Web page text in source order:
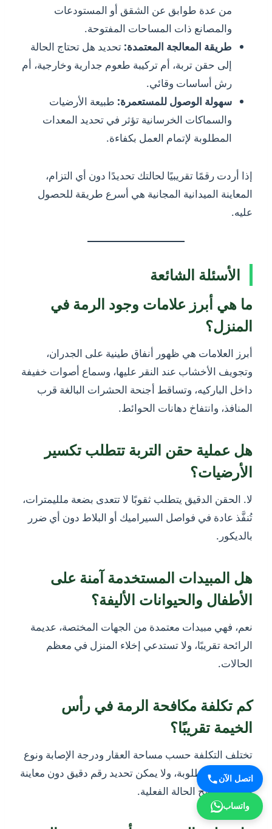
من عدة طوابق عن الشقق أو المستودعات
والمصانع ذات المساحات المفتوحة.
طريقة المعالجة المعتمدة: تحديد هل تحتاج الحالة
إلى حقن تربة، أم تركيبة طعوم جدارية وخارجية، أم
رش أساسات وقائي.
سهولة الوصول للمستعمرة: طبيعة الأرضيات
والسماكات الخرسانية تؤثر في تحديد المعدات
المطلوبة لإتمام العمل بكفاءة.
إذا أردت رقمًا تقريبيًا لحالتك تحديدًا دون أي التزام،
المعاينة الميدانية المجانية هي أسرع طريقة للحصول
عليه.
الأسئلة الشائعة
ما هي أبرز علامات وجود الرمة في
المنزل؟
أبرز العلامات هي ظهور أنفاق طينية على الجدران،
وتجويف الأخشاب عند النقر عليها، وسماع أصوات خفيفة
داخل الباركيه، وتساقط أجنحة الحشرات البالغة قرب
المنافذ، وانتفاخ دهانات الحوائط.
هل عملية حقن التربة تتطلب تكسير
الأرضيات؟
لا. الحقن الدقيق يتطلب ثقوبًا لا تتعدى بضعة ملليمترات،
تُنفَّذ عادة في فواصل السيراميك أو البلاط دون أي ضرر
بالديكور.
هل المبيدات المستخدمة آمنة على
الأطفال والحيوانات الأليفة؟
نعم، فهي مبيدات معتمدة من الجهات المختصة، عديمة
الرائحة تقريبًا، ولا تستدعي إخلاء المنزل في معظم
الحالات.
كم تكلفة مكافحة الرمة في رأس
الخيمة تقريبًا؟
تختلف التكلفة حسب مساحة العقار ودرجة الإصابة ونوع
المعالجة المطلوبة، ولا يمكن تحديد رقم دقيق دون معاينة
ميدانية توضح الحالة الفعلية.
اتصل الآن
واتساب